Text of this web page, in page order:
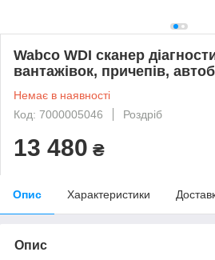
Wabco WDI сканер
вантажівок, причепів,
Немає в наявності
Код: 7000005046
Роздріб
13 480 ₴
Опис Характеристики
Опис